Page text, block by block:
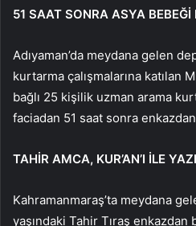
51 SAAT SONRA ASYA BEBEĞİ
Adıyaman’da meydana gelen
kurtarma çalışmalarına katılan
bağlı 25 kişilik uzman arama
faciadan 51 saat sonra enkazdan
TAHİR AMCA, KUR’AN’I İLE
Kahramanmaraş’ta meydana
yaşındaki Tahir Tıraş enkazdan